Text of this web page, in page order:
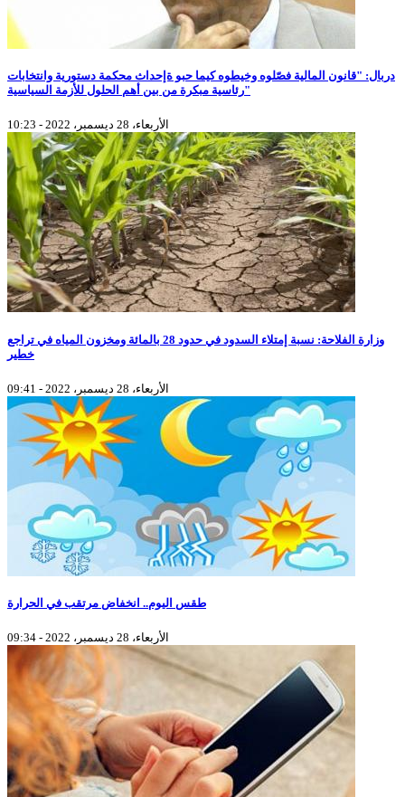
دربال: "قانون المالية فصّلوه وخيطوه كيما حبو ةإحداث محكمة دستورية وانتخابات
رئاسية مبكرة من بين أهم الحلول للأزمة السياسية"
الأربعاء، 28 ديسمبر، 2022 - 10:23
وزارة الفلاحة: نسبة إمتلاء السدود في حدود 28 بالمائة ومخزون المياه في تراجع
خطير
الأربعاء، 28 ديسمبر، 2022 - 09:41
طقس اليوم.. انخفاض مرتقب في الحرارة
الأربعاء، 28 ديسمبر، 2022 - 09:34